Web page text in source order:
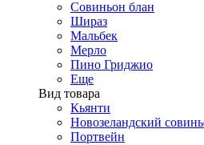
Совиньон блан
Шираз
Мальбек
Мерло
Пино Гриджио
Еще
Вид товара
Кьянти
Новозеландский
Портвейн